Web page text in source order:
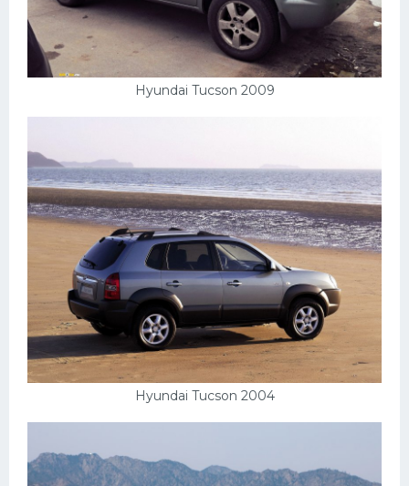
Hyundai Tucson 2009
Hyundai Tucson 2004